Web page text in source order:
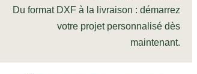
Du format DXF à la livraison : démarrez
votre projet personnalisé dès
maintenant.